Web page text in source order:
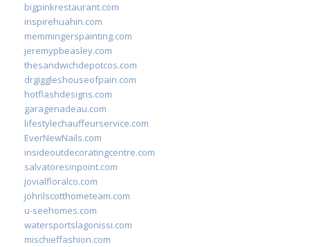
bigpinkrestaurant.com
inspirehuahin.com
memmingerspainting.com
jeremypbeasley.com
thesandwichdepotcos.com
drgiggleshouseofpain.com
hotflashdesigns.com
garagenadeau.com
lifestylechauffeurservice.com
EverNewNails.com
insideoutdecoratingcentre.com
salvatoresinpoint.com
jovialfloralco.com
johnlscotthometeam.com
u-seehomes.com
watersportslagonissi.com
mischieffashion.com